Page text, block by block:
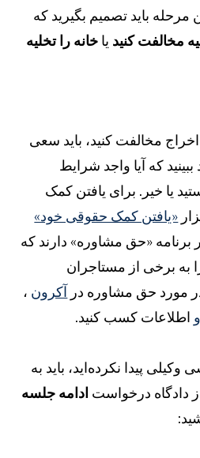
باید تصمیم بگیرید که
کنیدیاخانه را تخلیه
مخالفت کنید، باید سعی
که آیا واجد شرایط
خیر. برای یافتن کمک
«یافتن کمک حقوقی خود»
«حق مشاوره» دارند که
برخی از مستاجران
حق مشاوره در آکرون ،
کسب کنید.
پیدا نکرده‌اید، باید به
درخواستادامه جلسه